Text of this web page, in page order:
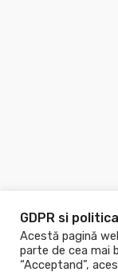
GDPR si
Acestă pagină
parte de cea mai
“Acceptand”,